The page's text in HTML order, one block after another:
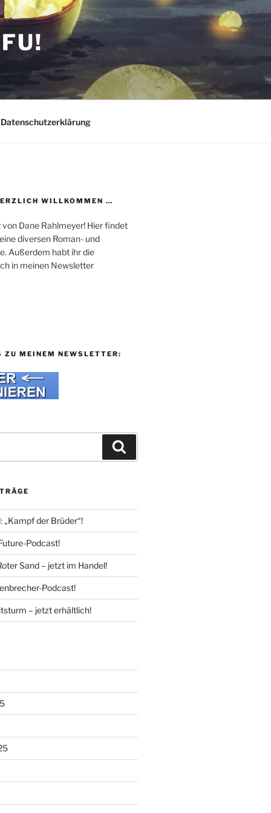
Datenschutzerklärung
WILLKOMMEN …
Dane Rahlmeyer! Hier findet
diversen Roman- und
Außerdem habt ihr die
in meinen Newsletter
ZU MEINEM NEWSLETTER:
„Kampf der Brüder“!
Podcast!
Sand – jetzt im Handel!
Podcast!
– jetzt erhältlich!